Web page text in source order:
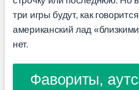
три игры будут, как
американский лад
нет.
Фавориты,